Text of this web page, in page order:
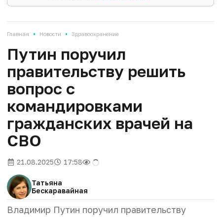
Главная • Новости • Здравоохранение
Путин поручил
правительству решить
вопрос с
командировками
гражданских врачей на
СВО
21.08.2025 17:58
Татьяна
Бескаравайная
Владимир Путин поручил правительству